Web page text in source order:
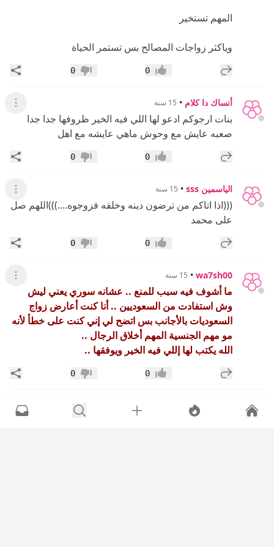
المهم تستخير
وياكثر زواجات المصالح بس تستمر الحياة
إضافة رد جديد إعجاب0 عدم إعجاب
0
أنساك دا كلام • 15 سنة عرض
بنات ارجوكم ادعو لها اللي فيه الخير ظروفها جدا جدا
صعبه عايش مع وحوش ماهي عايشه مع اهل
إضافة رد جديد إعجاب0 عدم إعجاب
0
الياسمين sss • 15 سنة عرض
(((اذا اتاكم من ترضون دينه وخلقه فزوجوه....)))اللهم صل
على محمد
إضافة رد جديد إعجاب0 عدم إعجاب
0
wa7sh00
• 15 سنة عرض
ما أشوف فيه سبب للمنع .. عشانه سوري يعني ليش
وش استفادت من السعوديين .. أنا كنت أعارض زواج
السعوديات بالأجانب بس اتضح لي إني كنت على خطأ لأنه
مو مهم الجنسية المهم أخلاق الرجال ..
الله يكتب لها إللي فيه الخير ويوفقها ..
إضافة رد جديد إعجاب0 عدم إعجاب
0
منجه ورديه • عرض